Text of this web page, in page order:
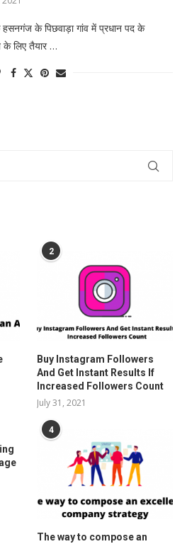
के पिछवाड़ा गांव में प्रधान पद के
के लिए तैयार …
2
Buy Instagram Followers
And Get Instant Results If
Increased Followers Count
July 31, 2021
4
The way to compose an